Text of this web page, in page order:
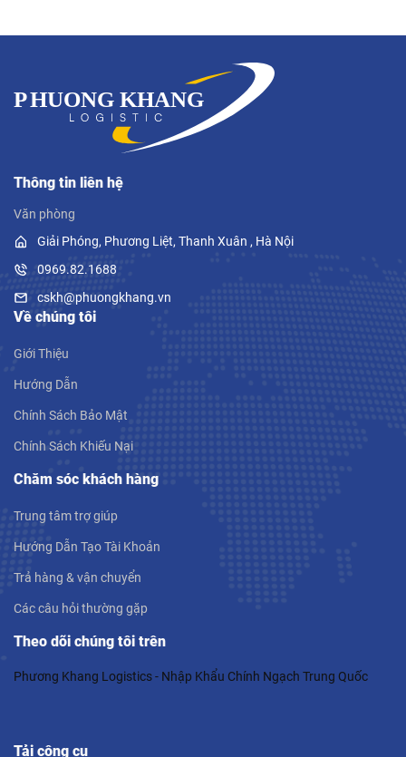
Thông tin liên hệ
Văn phòng
Giải Phóng, Phương Liệt, Thanh Xuân , Hà Nội
0969.82.1688
cskh@phuongkhang.vn
Về chúng tôi
Giới Thiệu
Hướng Dẫn
Chính Sách Bảo Mật
Chính Sách Khiếu Nại
Chăm sóc khách hàng
Trung tâm trợ giúp
Hướng Dẫn Tạo Tài Khoản
Trả hàng & vận chuyển
Các câu hỏi thường gặp
Theo dõi chúng tôi trên
Phương Khang Logistics - Nhập Khẩu Chính Ngạch Trung Quốc
Tải công cụ